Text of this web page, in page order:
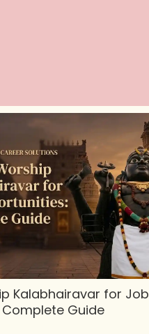
Kalabhairavar for Job
Guide